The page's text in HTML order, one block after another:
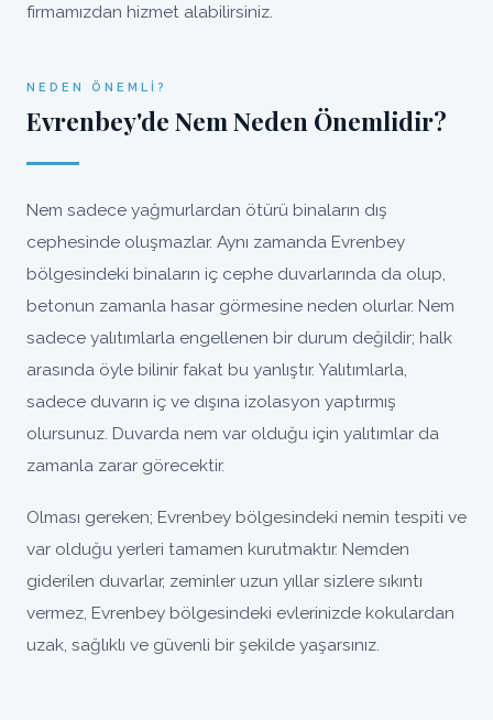
firmamızdan hizmet alabilirsiniz.
NEDEN ÖNEMLI?
Evrenbey'de Nem Neden Önemlidir?
Nem sadece yağmurlardan ötürü binaların dış
cephesinde oluşmazlar. Aynı zamanda Evrenbey
bölgesindeki binaların iç cephe duvarlarında da olup,
betonun zamanla hasar görmesine neden olurlar. Nem
sadece yalıtımlarla engellenen bir durum değildir; halk
arasında öyle bilinir fakat bu yanlıştır. Yalıtımlarla,
sadece duvarın iç ve dışına izolasyon yaptırmış
olursunuz. Duvarda nem var olduğu için yalıtımlar da
zamanla zarar görecektir.
Olması gereken; Evrenbey bölgesindeki nemin tespiti ve
var olduğu yerleri tamamen kurutmaktır. Nemden
giderilen duvarlar, zeminler uzun yıllar sizlere sıkıntı
vermez, Evrenbey bölgesindeki evlerinizde kokulardan
uzak, sağlıklı ve güvenli bir şekilde yaşarsınız.